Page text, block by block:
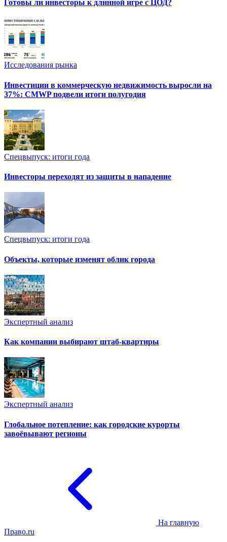
Готовы ли инвесторы к длинной игре с ЦОД?
Исследования рынка
Инвестиции в коммерческую недвижимость выросли на
37%: CMWP подвели итоги полугодия
Спецвыпуск: итоги года
Инвесторы переходят из защиты в нападение
Спецвыпуск: итоги года
Объекты, которые изменят облик города
Экспертный анализ
Как компании выбирают штаб-квартиры
Экспертный анализ
Глобальное потепление: как городские курорты
завоёвывают регионы
На главную
Право.ru